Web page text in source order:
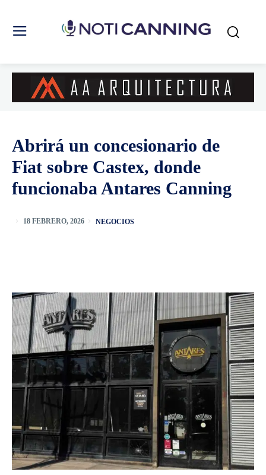
Abrirá un concesionario de
Fiat sobre Castex, donde
funcionaba Antares Canning
18 FEBRERO, 2026 NEGOCIOS